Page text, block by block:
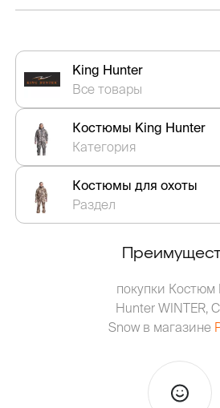
King Hunter
Все товары
Костюмы King Hunter
Категория
Костюмы для охоты
Раздел
покупки Костюм
Hunter WINTER,
Snow в магазине